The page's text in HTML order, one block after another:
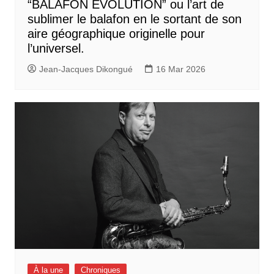
“BALAFON EVOLUTION” ou l’art de
sublimer le balafon en le sortant de son
aire géographique originelle pour
l’universel.
Jean-Jacques Dikongué 16 Mar 2026
À la une Chroniques